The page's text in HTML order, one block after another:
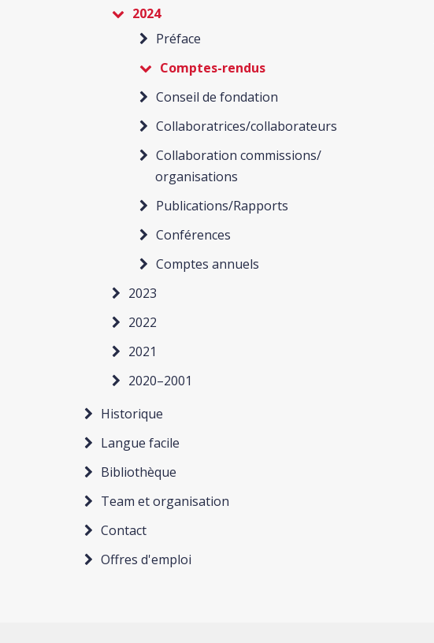
2024
Préface
Comptes-rendus
Conseil de fondation
Collaboratrices/collaborateurs
Collaboration commissions/
organisations
Publications/Rapports
Conférences
Comptes annuels
2023
2022
2021
2020–2001
Historique
Langue facile
Bibliothèque
Team et organisation
Contact
Offres d'emploi